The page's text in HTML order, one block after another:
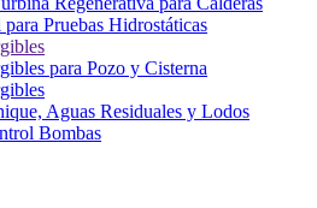
Pruebas Hidrostáticas
para Pozo y Cisterna
Aguas Residuales y Lodos
Bombas